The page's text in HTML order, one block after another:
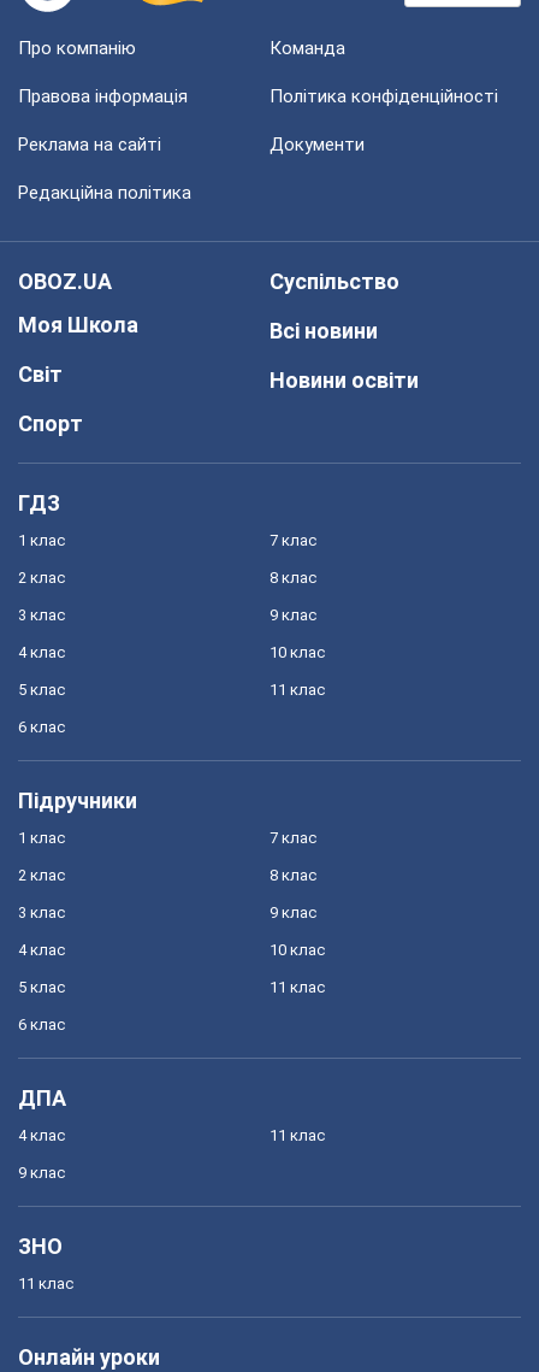
Про компанію Команда
Правова інформація Політика конфіденційності
Реклама на сайті Документи
Редакційна політика
OBOZ.UA
Моя Школа
Світ
Спорт
Суспільство
Всі новини
Новини освіти
ГДЗ
1 клас
2 клас
3 клас
4 клас
5 клас
6 клас
7 клас
8 клас
9 клас
10 клас
11 клас
Підручники
1 клас
2 клас
3 клас
4 клас
5 клас
6 клас
7 клас
8 клас
9 клас
10 клас
11 клас
ДПА
4 клас
9 клас
11 клас
ЗНО
11 клас
Онлайн уроки